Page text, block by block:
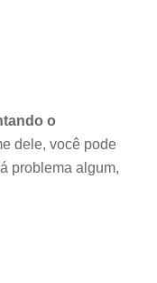
o
dele, você pode
problema algum,